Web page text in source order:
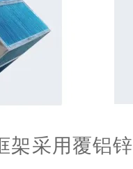
架采用覆铝